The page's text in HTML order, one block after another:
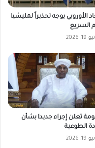
الأوروبي يوجه تحذيراً لمليشيا
السريع
2026
تعلن إجراء جديدا بشأن
الطوعية
2026